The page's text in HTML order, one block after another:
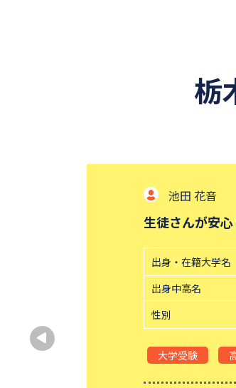
栃
池田 花音
生徒さんが安心
出身・在籍大学名
出身中高名
性別
大学受験